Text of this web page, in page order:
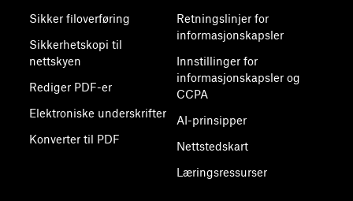
Sikker filoverføring
Sikkerhetskopi til
nettskyen
Rediger PDF-er
Elektroniske underskrifter
Konverter til PDF
Retningslinjer for
informasjonskapsler
Innstillinger for
informasjonskapsler og
CCPA
AI-prinsipper
Nettstedskart
Læringsressurser